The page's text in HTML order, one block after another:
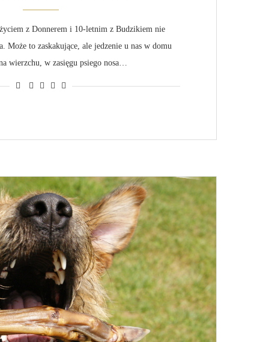
z Donnerem i 10-letnim z Budzikiem nie
Może to zaskakujące, ale jedzenie u nas w domu
wierzchu, w zasięgu psiego nosa…